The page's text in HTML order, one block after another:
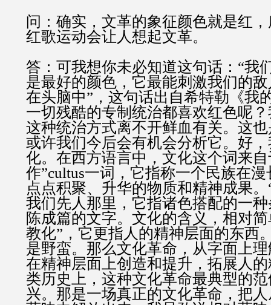
问：确实，文革的象征颜色就是红
红歌运动会让人想起文革。
答：可我想你未必知道这句话：“我
是最好的颜色，它最能刺激我们的
在头脑中”，这句话出自希特勒《我
一切残酷的专制统治都喜欢红色呢
这种统治方式离不开鲜血有关。这
或许我们今后会有机会分析它。好
化。在西方语言中，文化这个词来
作”cultus一词，它指称一个民族在
点点积聚、升华的物质和精神成果
我们先人那里，它指诸色搭配的一
陈成篇的文字。文化的含义，相对
教化”，它更指人的精神层面的东西
是野蛮。那么文化革命，从字面上
在精神层面上创造和提升，拓展人
类历史上，这种文化革命最典型的
兴。那是一场真正的文化革命，把